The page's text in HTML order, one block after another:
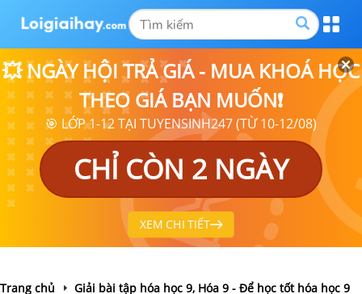
💥 NGÀY HỘI TRẢ GIÁ - MUA KHOÁ HỌC
THEO GIÁ BẠN MUỐN❗
🎯 LỚP 1-12 TẠI TUYENSINH247 (TỪ 10-12/08)
CHỈ CÒN 2 NGÀY
XEM CHI TIẾT
Trang chủ Giải bài tập hóa học 9, Hóa 9 - Để học tốt hóa học 9